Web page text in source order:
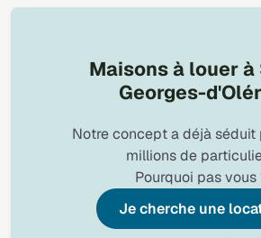
Maisons à louer à
Georges-
Notre concept a déjà séduit
millions de
Pourquoi pas vous
Je cherche une